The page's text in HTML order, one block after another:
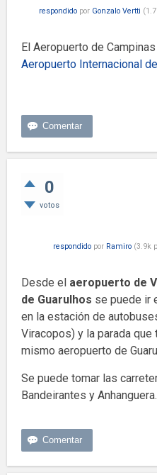
respondido por Gonzalo Vertti (
El Aeropuerto de
Aeropuerto Internacional
0
votos
respondido por Ramiro (3.9k
Desde el aeropuerto de
de Guarulhos se puede ir
en la estación de
Viracopos) y la parada
mismo aeropuerto de
Se puede tomar las
Bandeirantes y Anhanguera.